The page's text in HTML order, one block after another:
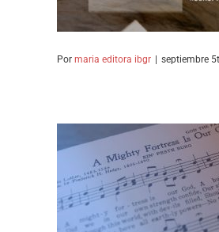
Por maria editora ibgr septiembre
Divino amor,
par
Himnos